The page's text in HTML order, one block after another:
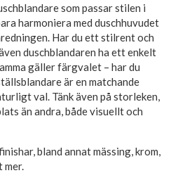
som passar stilen i
harmoniera med duschhuvudet
Har du ett stilrent och
duschblandaren ha ett enkelt
gäller färgvalet – har du
är en matchande
val. Tänk även på storleken,
än andra, både visuellt och
bland annat mässing, krom,
mer.